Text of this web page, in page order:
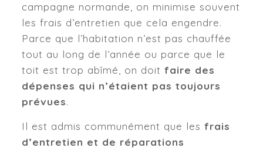
campagne normande, on minimise souvent
les frais d’entretien que cela engendre.
Parce que l’habitation n’est pas chauffée
tout au long de l’année ou parce que le
toit est trop abîmé, on doit faire des
dépenses qui n’étaient pas toujours
prévues.
Il est admis communément que les frais
d’entretien et de réparations